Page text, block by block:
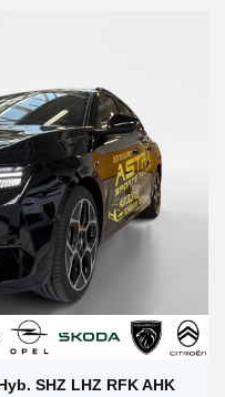
SHZ LHZ RFK AHK